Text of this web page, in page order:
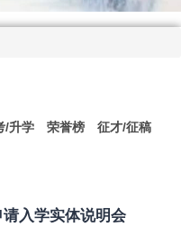
/升学 荣誉榜 征才/征稿
请入学实体说明会